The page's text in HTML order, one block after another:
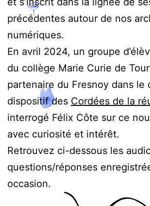
précédentes autour de nos
numériques.
En avril 2024, un groupe
du collège Marie Curie de
partenaire du Fresnoy dans le
dispositif des Cordées de la
interrogé Félix Côte sur ce
avec curiosité et intérêt.
Retrouvez ci-dessous les
questions/réponses
occasion.